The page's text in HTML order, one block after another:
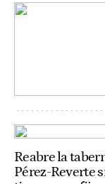
Reabre la
Pérez-Reverte